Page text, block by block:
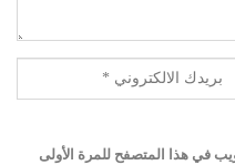
في هذا المتصفح للمرة الأولى